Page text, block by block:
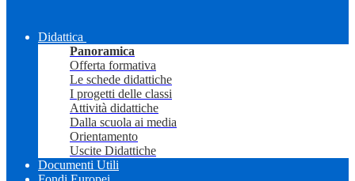
Didattica
Panoramica
Offerta formativa
Le schede didattiche
I progetti delle classi
Attività didattiche
Dalla scuola ai media
Orientamento
Uscite Didattiche
Documenti Utili